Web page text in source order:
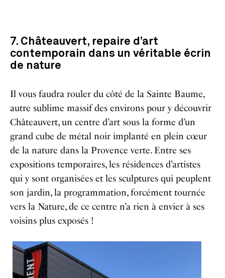
7. Châteauvert, repaire d’art
contemporain dans un véritable écrin
de nature
Il vous faudra rouler du côté de la Sainte Baume,
autre sublime massif des environs pour y découvrir
Châteauvert, un centre d’art sous la forme d’un
grand cube de métal noir implanté en plein cœur
de la nature dans la Provence verte. Entre ses
expositions temporaires, les résidences d’artistes
qui y sont organisées et les sculptures qui peuplent
son jardin, la programmation, forcément tournée
vers la Nature, de ce centre n’a rien à envier à ses
voisins plus exposés !